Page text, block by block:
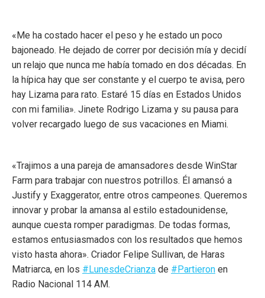
«Me ha costado hacer el peso y he estado un poco
bajoneado. He dejado de correr por decisión mía y decidí
un relajo que nunca me había tomado en dos décadas. En
la hípica hay que ser constante y el cuerpo te avisa, pero
hay Lizama para rato. Estaré 15 días en Estados Unidos
con mi familia». Jinete Rodrigo Lizama y su pausa para
volver recargado luego de sus vacaciones en Miami.
«Trajimos a una pareja de amansadores desde WinStar
Farm para trabajar con nuestros potrillos. Él amansó a
Justify y Exaggerator, entre otros campeones. Queremos
innovar y probar la amansa al estilo estadounidense,
aunque cuesta romper paradigmas. De todas formas,
estamos entusiasmados con los resultados que hemos
visto hasta ahora». Criador Felipe Sullivan, de Haras
Matriarca, en los #LunesdeCrianza de #Partieron en
Radio Nacional 114 AM.